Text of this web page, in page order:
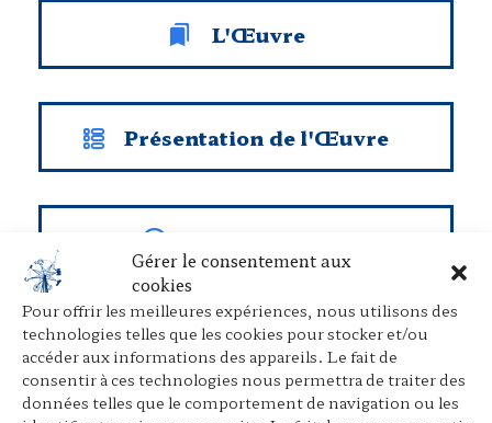
Gérer le consentement aux
cookies
Pour offrir les meilleures expériences, nous utilisons des
technologies telles que les cookies pour stocker et/ou
accéder aux informations des appareils. Le fait de
consentir à ces technologies nous permettra de traiter des
données telles que le comportement de navigation ou les
L'Œuvre
Présentation de l'Œuvre
Évènements marquants